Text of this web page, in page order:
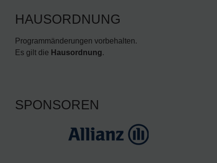
HAUSORDNUNG
Programmänderungen vorbehalten.
Es gilt die Hausordnung.
SPONSOREN